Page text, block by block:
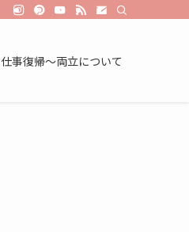
仕事復帰～両立について